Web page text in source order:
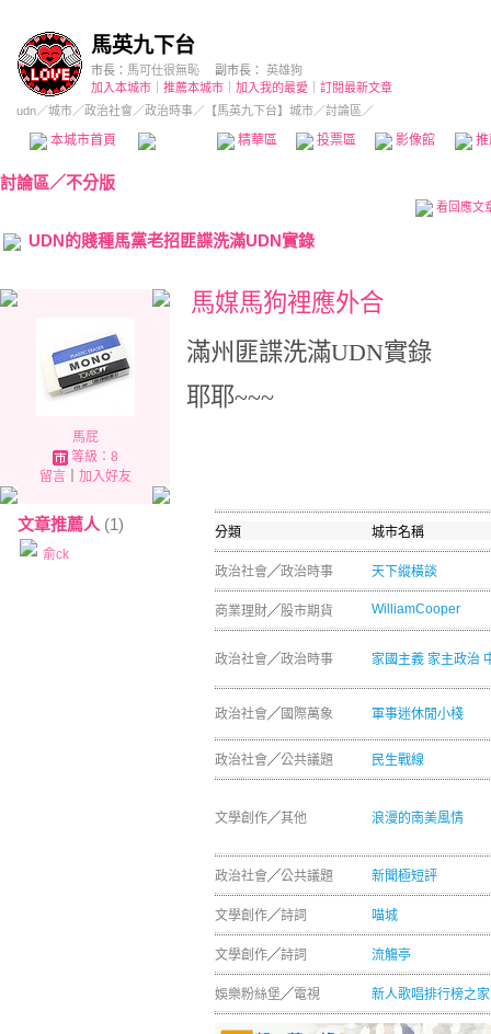
馬英九下台
市長： 馬可仕很無恥 副市長：
英雄狗
加入本城市
推薦本城市 加入我的最愛
訂閱最新文章
udn／城市／政治社會 ／政治時事／ 【馬英九下台】城市／討論區／
本城市首頁 精華區 投票區 影像館
討論區／不分版
看回應文
UDN的賤種馬黨老招匪諜洗滿UDN實錄
馬屁
等級：8
留言｜ 加入好友
文章推薦人 (1)
俞ck
馬媒馬狗裡應外合
滿州匪諜洗滿UDN實錄
耶耶~~~
分類 城市名稱
政治社會╱政治時事 天下縱橫談
商業理財╱股市期貨 WilliamCooper
政治社會╱政治時事 家國主義 家主政治
政治社會╱ 國際萬象 軍事迷休閒小棧
政治社會╱公共議題 民生戰線
文學創作╱其他 浪漫的南美風情
政治社會╱公共議題 新聞極短評
文學創作╱詩詞 喵城
文學創作╱詩詞 流觴亭
娛樂粉絲堡╱ 電視 新人歌唱排行榜之家